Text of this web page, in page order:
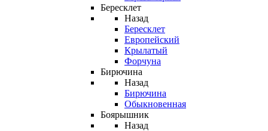
Бересклет
Назад
Бересклет
Европейский
Крылатый
Форчуна
Бирючина
Назад
Бирючина
Обыкновенная
Боярышник
Назад